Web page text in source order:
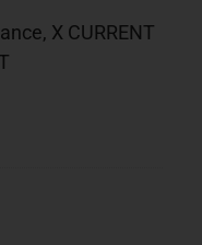
X CURRENT